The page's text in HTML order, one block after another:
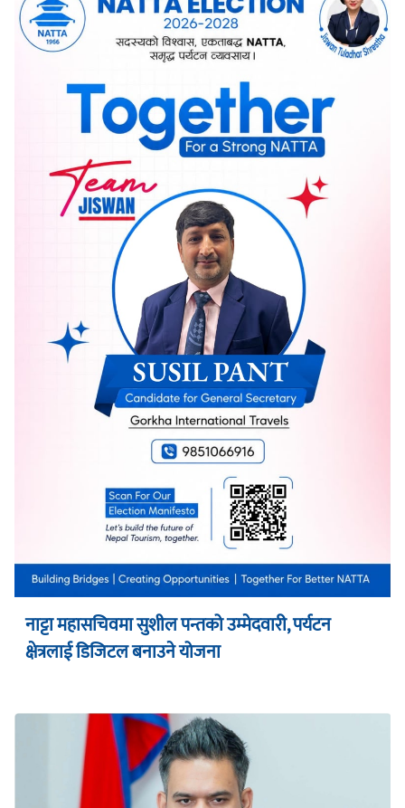
नाट्टा महासचिवमा सुशील पन्तको उम्मेदवारी, पर्यटन
क्षेत्रलाई डिजिटल बनाउने योजना